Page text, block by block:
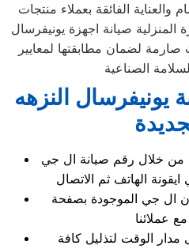
المنزلية صيانة اجهزة يونيفرسال
صارمة لضمان مطابقتها لمعايير
الصناعية
يونيفرسال النزهه
من خلال رقم صيانة ال جي
ال جي الموجودة بصفحة
الوقت لتذليل كافة